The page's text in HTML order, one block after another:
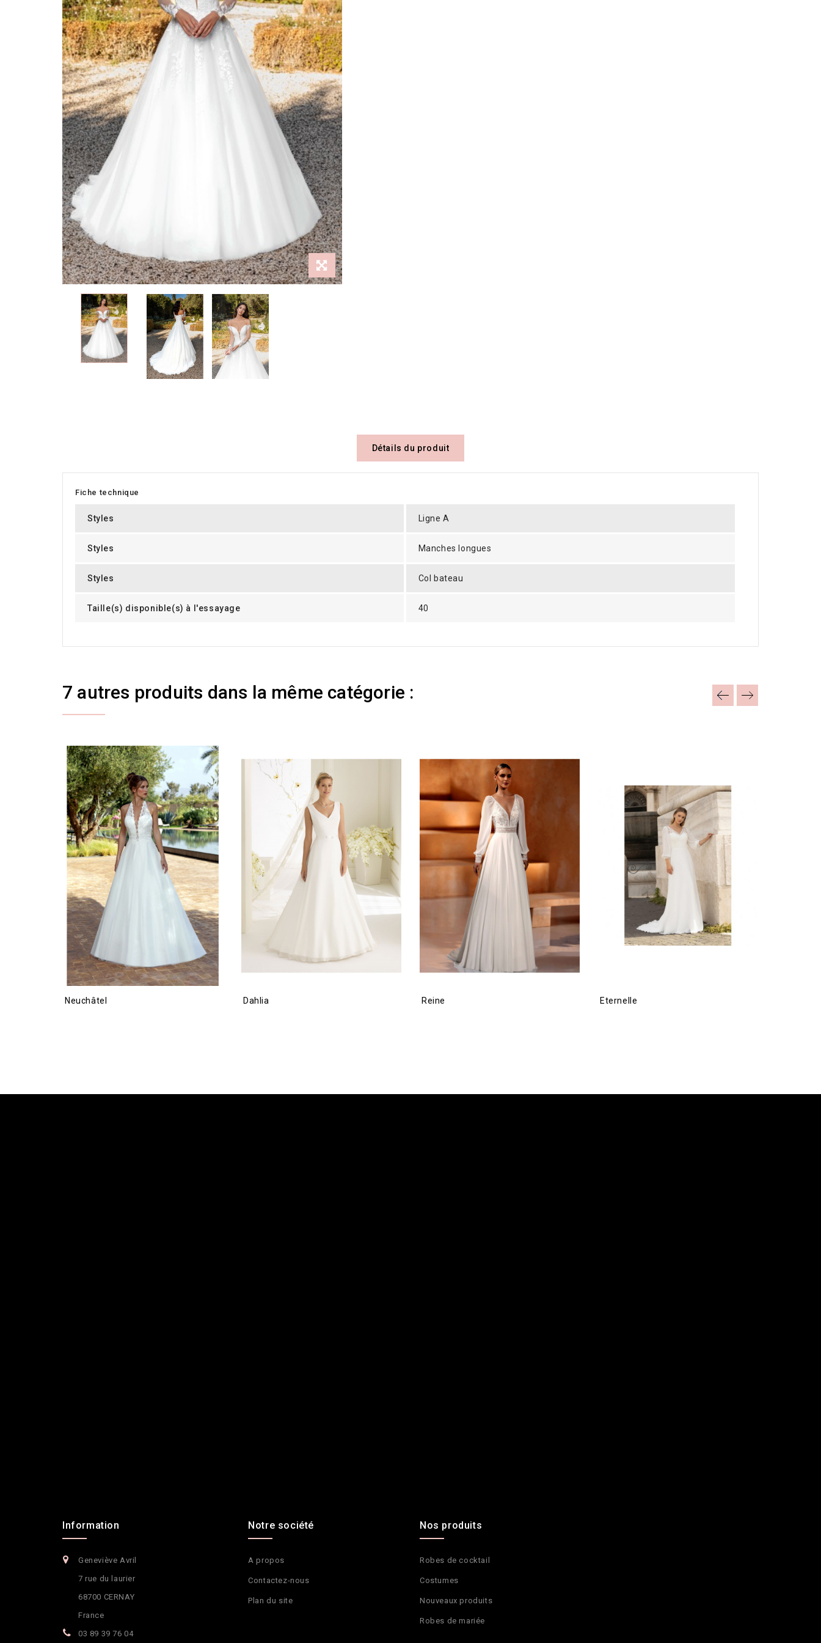
Détails du produit
Fiche technique
Styles Ligne A
Styles Manches longues
Styles Col bateau
Taille(s) disponible(s) à l'essayage 40
7 autres produits dans la même catégorie :
Neuchâtel Dahlia Reine Eternelle
Information
Geneviève Avril
7 rue du laurier
68700 CERNAY
France
03 89 39 76 04
Notre société
A propos
Contactez-nous
Plan du site
Nos produits
Robes de cocktail
Costumes
Nouveaux produits
Robes de mariée